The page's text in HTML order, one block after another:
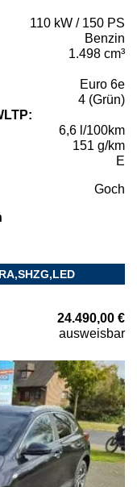
110 kW / 150 PS
Benzin
1.498 cm³
Euro 6e
4 (Grün)
6,6 l/100km
151 g/km
E
Goch
24.490,00 €
ausweisbar